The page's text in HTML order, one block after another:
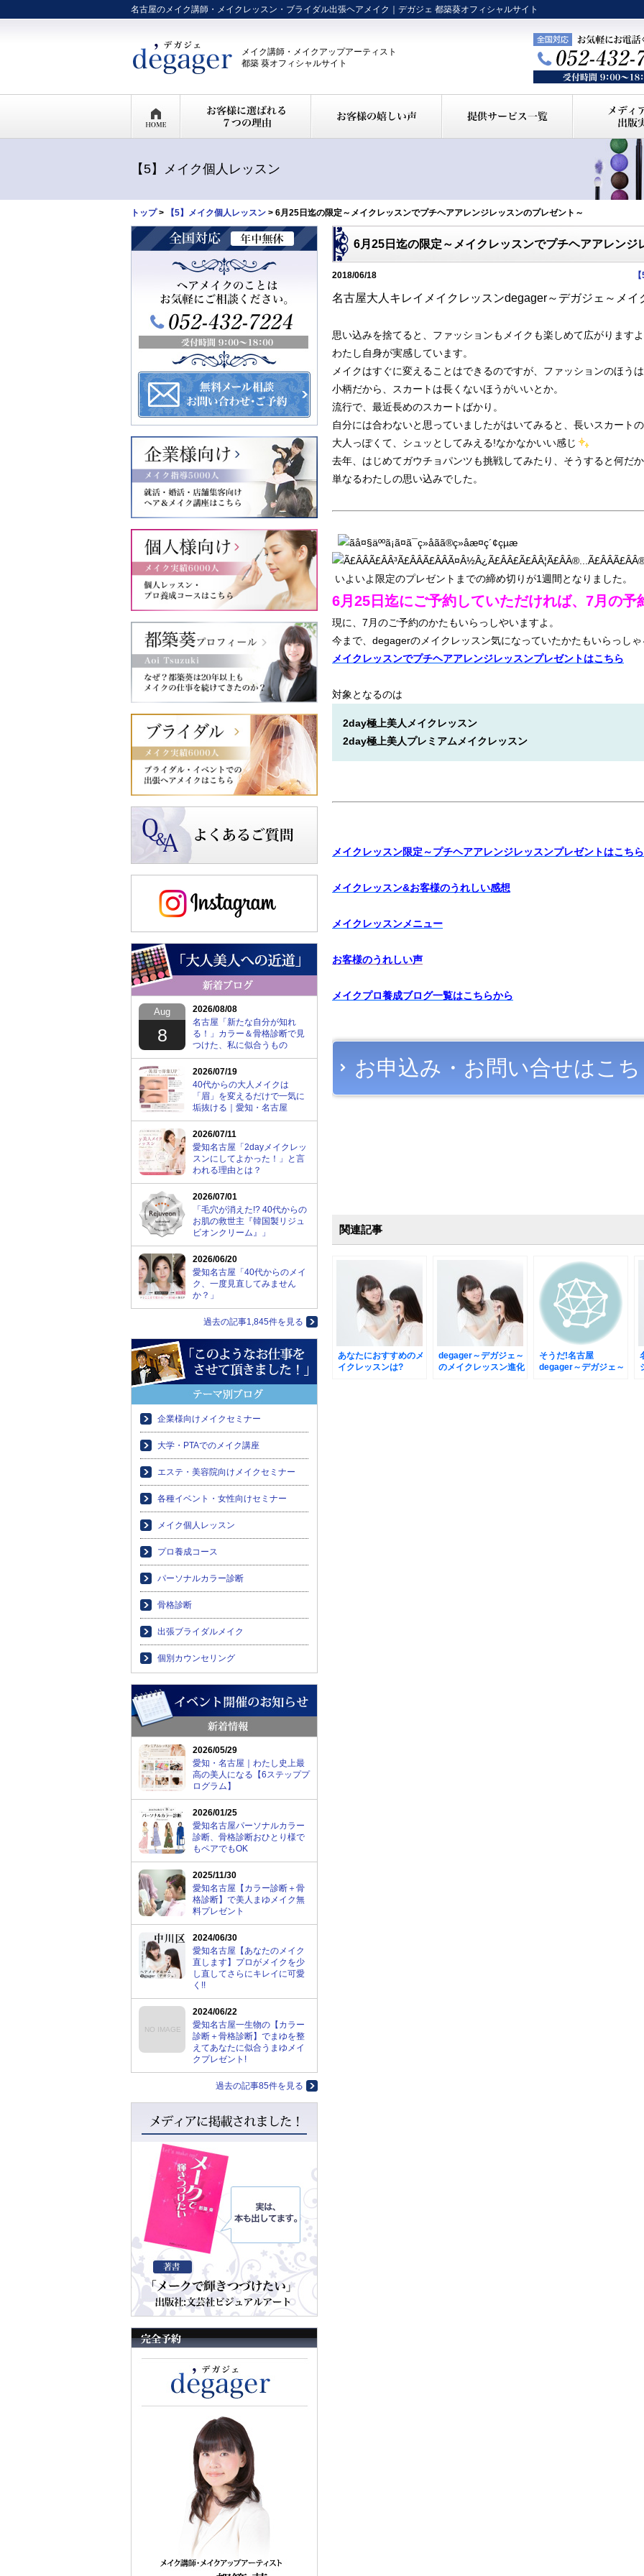
名古屋のメイク講師・メイクレッスン・ブライダル出張ヘアメイク｜デガジェ 都築葵オフィシャルサイト
メイク講師・メイクアップアーティスト
都築 葵オフィシャルサイト
【5】メイク個人レッスン
トップ> 【5】メイク個人レッスン > 6月25日迄の限定～メイクレッスンでプチヘアアレンジレッスンのプレゼント～
6月25日迄の限定～メイクレッスンでプチヘアアレンジ
2018/06/18
名古屋大人キレイメイクレッスンdegager～デガジェ～メ
思い込みを捨てると、ファッションもメイクも楽しめて広がります
わたし自身が実感しています。
メイクはすぐに変えることはできるのですが、ファッションのほう
小柄だから、スカートは長くないほうがいいとか。
流行で、最近長めのスカートばかり。
自分には合わないと思っていましたがはいてみると、長いスカート
大人っぽくて、シュッとしてみえる!なかなかいい感じ
去年、はじめてガウチョパンツも挑戦してみたり、そうすると何だ
単なるわたしの思い込みでした。
いよいよ限定のプレゼントまでの締め切りが1週間となりました。
6月25日迄にご予約していただければ、7月の予
現に、7月のご予約のかたもいらっしやいますよ。
今まで、degagerのメイクレッスン気になっていたかたもいらっし
メイクレッスンでプチヘアアレンジレッスンプレゼントはこちら
対象となるのは
2day極上美人メイクレッスン
2day極上美人プレミアムメイクレッスン
メイクレッスン限定～プチヘアアレンジレッスンプレゼントはこち
メイクレッスン&お客様のうれしい感想
メイクレッスンメニュー
お客様のうれしい声
メイクプロ養成ブログ一覧はこちらから
お申込み・お問い合せはこ
関連記事
あなたにおすすめのメ
イクレッスンは?
degager～デガジェ～
のメイクレッスン進化
そうだ!名古屋
degager～デガジェ～
2026/08/08
名古屋「新たな自分が知れ
る！」カラー＆骨格診断で見
つけた、私に似合うもの
Aug
8
2026/07/19
40代からの大人メイクは
「眉」を変えるだけで一気に
垢抜ける｜愛知・名古屋
2026/07/11
愛知名古屋「2dayメイクレッ
スンにしてよかった！」と言
われる理由とは？
2026/07/01
「毛穴が消えた!? 40代からの
お肌の救世主『韓国製リジュ
ビオンクリーム』」
2026/06/20
愛知名古屋「40代からのメイ
ク、一度見直してみません
か？」
過去の記事1,845件を見る
企業様向けメイクセミナー
大学・PTAでのメイク講座
エステ・美容院向けメイクセミナー
各種イベント・女性向けセミナー
メイク個人レッスン
プロ養成コース
パーソナルカラー診断
骨格診断
出張ブライダルメイク
個別カウンセリング
2026/05/29
愛知・名古屋｜わたし史上最
高の美人になる【6ステッププ
ログラム】
2026/01/25
愛知名古屋パーソナルカラー
診断、骨格診断おひとり様で
もペアでもOK
2025/11/30
愛知名古屋【カラー診断＋骨
格診断】で美人まゆメイク無
料プレゼント
2024/06/30
愛知名古屋【あなたのメイク
直します】プロがメイクを少
し直してさらにキレイに可愛
く!!
2024/06/22
愛知名古屋一生物の【カラー
診断＋骨格診断】でまゆを整
えてあなたに似合うまゆメイ
クプレゼント!
NO IMAGE
過去の記事85件を見る